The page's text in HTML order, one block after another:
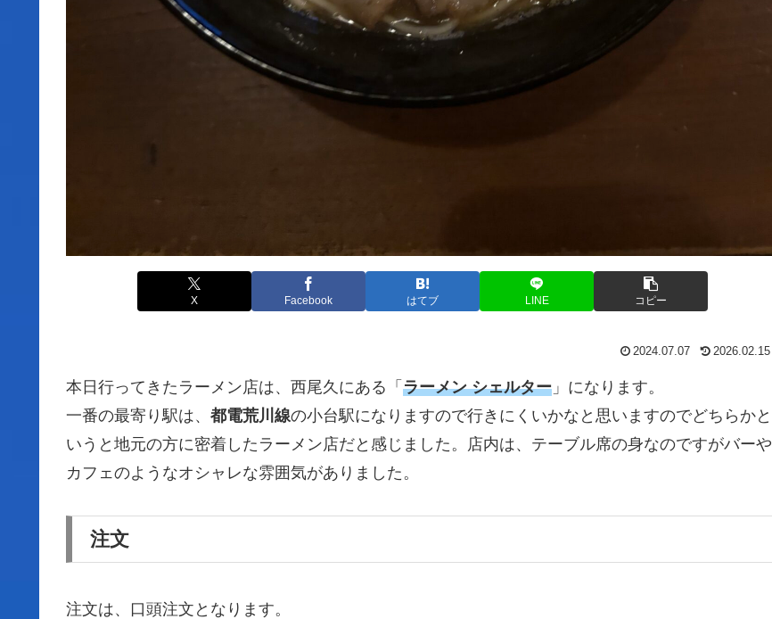
X Facebook はてブ LINE コピー
2024.07.07 2026.02.15
本日行ってきたラーメン店は、西尾久にある「 ラーメン シェルター 」になります。
一番の最寄り駅は、 都電荒川線の小台駅になりますので行きにくいかなと思いますのでどちらかと
いうと地元の方に密着したラーメン店だと感じました。店内は、テーブル席の身なのですがバーや
カフェのようなオシャレな雰囲気がありました。
注文
注文は、口頭注文となります。